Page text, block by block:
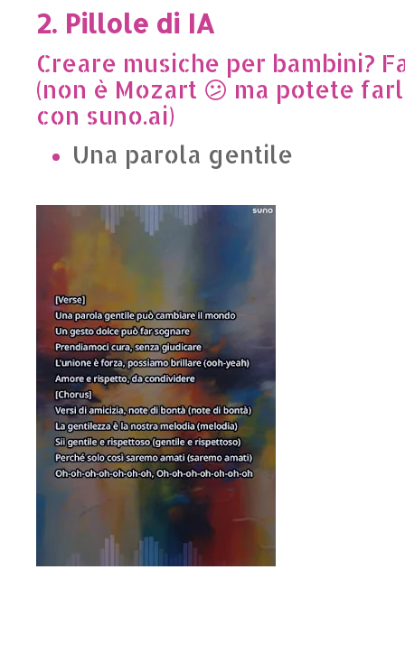
2. Pillole di IA
Creare musiche per bambini?
(non è Mozart 😕 ma potete
con suno.ai)
Una parola gentile